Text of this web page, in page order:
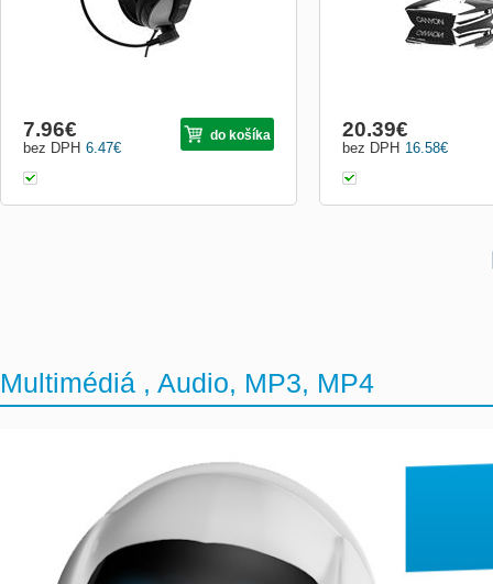
6.47€
bez DPH
7.96€ do košíka
16.58€
bez DPH
20.39€
Multimédiá , Audio, MP3, MP4